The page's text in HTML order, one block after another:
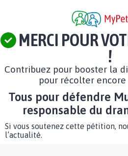
MERCI POUR
!
Contribuez pour booster la
pour récolter encore
Tous pour défendre
responsable du
Si vous soutenez cette pétition,
l’actualité.